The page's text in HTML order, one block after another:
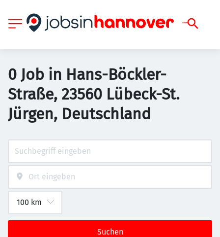
0 Job in Hans-Böckler-
Straße, 23560 Lübeck-St.
Jürgen, Deutschland
Suchen